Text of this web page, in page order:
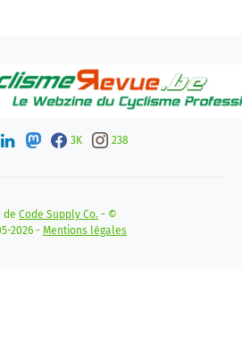
3K 238
de Code Supply Co. - ©
2026 - Mentions légales